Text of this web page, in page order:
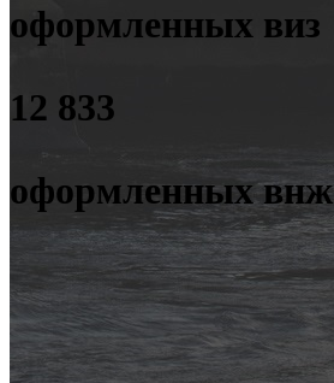
оформленных виз
12 833
оформленных внж